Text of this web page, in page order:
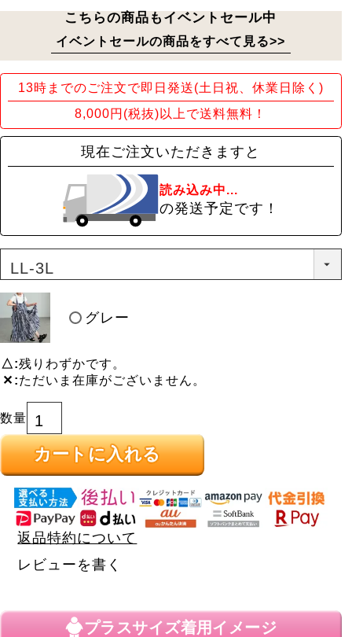
こちらの商品もイベントセール中
イベントセールの商品をすべて見る>>
13時までのご注文で即日発送(土日祝、休業日除く)
8,000円(税抜)以上で送料無料！
現在ご注文いただきますと
読み込み中...
の発送予定です！
グレー
△ 残りわずかです。
✕ ただいま在庫がございません。
カートに入れる
返品特約について
レビューを書く
プラスサイズ着用イメージ